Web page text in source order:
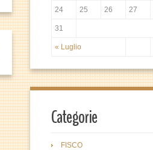
« Luglio
24 25 26 27
31
Categorie
FISCO